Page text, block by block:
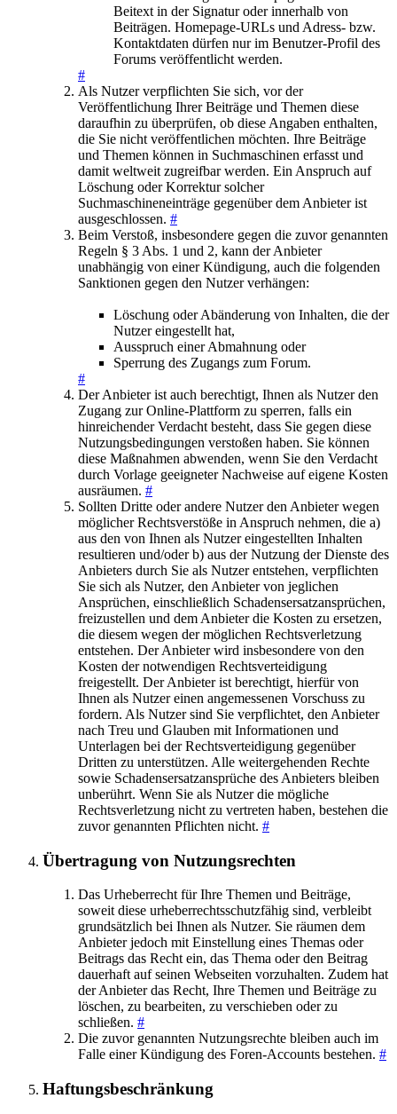
Beitext in der Signatur oder innerhalb von
Beiträgen. Homepage-URLs und Adress- bzw.
Kontaktdaten dürfen nur im Benutzer-Profil des
Forums veröffentlicht werden.
#
Als Nutzer verpflichten Sie sich, vor der
Veröffentlichung Ihrer Beiträge und Themen diese
daraufhin zu überprüfen, ob diese Angaben enthalten,
die Sie nicht veröffentlichen möchten. Ihre Beiträge
und Themen können in Suchmaschinen erfasst und
damit weltweit zugreifbar werden. Ein Anspruch auf
Löschung oder Korrektur solcher
Suchmaschineneinträge gegenüber dem Anbieter ist
ausgeschlossen. #
Beim Verstoß, insbesondere gegen die zuvor genannten
Regeln § 3 Abs. 1 und 2, kann der Anbieter
unabhängig von einer Kündigung, auch die folgenden
Sanktionen gegen den Nutzer verhängen:
Löschung oder Abänderung von Inhalten, die der
Nutzer eingestellt hat,
Ausspruch einer Abmahnung oder
Sperrung des Zugangs zum Forum.
#
Der Anbieter ist auch berechtigt, Ihnen als Nutzer den
Zugang zur Online-Plattform zu sperren, falls ein
hinreichender Verdacht besteht, dass Sie gegen diese
Nutzungsbedingungen verstoßen haben. Sie können
diese Maßnahmen abwenden, wenn Sie den Verdacht
durch Vorlage geeigneter Nachweise auf eigene Kosten
ausräumen. #
Sollten Dritte oder andere Nutzer den Anbieter wegen
möglicher Rechtsverstöße in Anspruch nehmen, die a)
aus den von Ihnen als Nutzer eingestellten Inhalten
resultieren und/oder b) aus der Nutzung der Dienste des
Anbieters durch Sie als Nutzer entstehen, verpflichten
Sie sich als Nutzer, den Anbieter von jeglichen
Ansprüchen, einschließlich Schadensersatzansprüchen,
freizustellen und dem Anbieter die Kosten zu ersetzen,
die diesem wegen der möglichen Rechtsverletzung
entstehen. Der Anbieter wird insbesondere von den
Kosten der notwendigen Rechtsverteidigung
freigestellt. Der Anbieter ist berechtigt, hierfür von
Ihnen als Nutzer einen angemessenen Vorschuss zu
fordern. Als Nutzer sind Sie verpflichtet, den Anbieter
nach Treu und Glauben mit Informationen und
Unterlagen bei der Rechtsverteidigung gegenüber
Dritten zu unterstützen. Alle weitergehenden Rechte
sowie Schadensersatzansprüche des Anbieters bleiben
unberührt. Wenn Sie als Nutzer die mögliche
Rechtsverletzung nicht zu vertreten haben, bestehen die
zuvor genannten Pflichten nicht. #
Übertragung von Nutzungsrechten
Das Urheberrecht für Ihre Themen und Beiträge,
soweit diese urheberrechtsschutzfähig sind, verbleibt
grundsätzlich bei Ihnen als Nutzer. Sie räumen dem
Anbieter jedoch mit Einstellung eines Themas oder
Beitrags das Recht ein, das Thema oder den Beitrag
dauerhaft auf seinen Webseiten vorzuhalten. Zudem hat
der Anbieter das Recht, Ihre Themen und Beiträge zu
löschen, zu bearbeiten, zu verschieben oder zu
schließen. #
Die zuvor genannten Nutzungsrechte bleiben auch im
Falle einer Kündigung des Foren-Accounts bestehen. #
Haftungsbeschränkung